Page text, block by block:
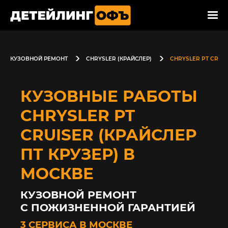
КУЗОВНОЙ РЕМОНТ CHRYSLER (КРАЙСЛЕР) CHRYSLER PT
КУЗОВНЫЕ РАБОТЫ
CHRYSLER PT
CRUISER (КРАЙСЛЕР
ПТ КРУЗЕР) В
МОСКВЕ
КУЗОВНОЙ РЕМОНТ
С ПОЖИЗНЕННОЙ ГАРАНТИЕЙ
3 СЕРВИСА В МОСКВЕ